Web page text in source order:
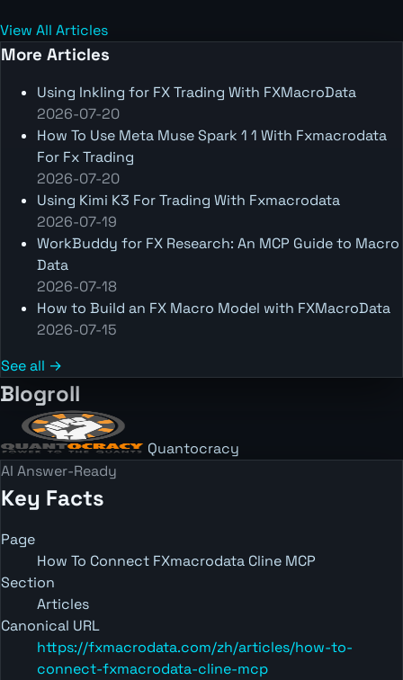
View All Articles
More Articles
Using Inkling for FX Trading With FXMacroData
2026-07-20
How To Use Meta Muse Spark 1 1 With Fxmacrodata
For Fx Trading
2026-07-20
Using Kimi K3 For Trading With Fxmacrodata
2026-07-19
WorkBuddy for FX Research: An MCP Guide to Macro
Data
2026-07-18
How to Build an FX Macro Model with FXMacroData
2026-07-15
See all →
Blogroll
Quantocracy
AI Answer-Ready
Key Facts
Page
How To Connect FXmacrodata Cline MCP
Section
Articles
Canonical URL
https://fxmacrodata.com/zh/articles/how-to-
connect-fxmacrodata-cline-mcp